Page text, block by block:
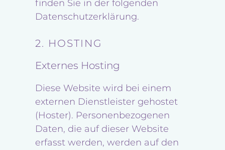
finden Sie in der folgenden
Datenschutzerklärung.
2. HOSTING
Externes Hosting
Diese Website wird bei einem
externen Dienstleister gehostet
(Hoster). Personenbezogenen
Daten, die auf dieser Website
erfasst werden, werden auf den